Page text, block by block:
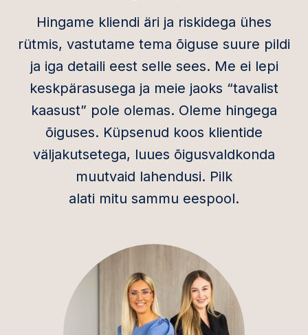
Hingame kliendi äri ja riskidega ühes
rütmis, vastutame tema õiguse suure pildi
ja iga detaili eest selle sees. Me ei lepi
keskpärasusega ja meie jaoks “tavalist
kaasust” pole olemas. Oleme hingega
õiguses. Küpsenud koos klientide
väljakutsetega, luues õigusvaldkonda
muutvaid lahendusi. Pilk
alati mitu sammu eespool.